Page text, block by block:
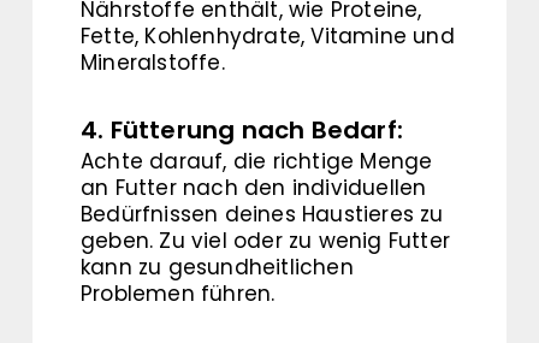
Nährstoffe enthält, wie Proteine,
Fette, Kohlenhydrate, Vitamine und
Mineralstoffe.
4. Fütterung nach Bedarf:
Achte darauf, die richtige Menge
an Futter nach den individuellen
Bedürfnissen deines Haustieres zu
geben. Zu viel oder zu wenig Futter
kann zu gesundheitlichen
Problemen führen.